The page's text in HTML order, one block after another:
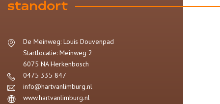
standort
De Meinweg: Louis Douvenpad
Startlocatie: Meinweg 2
6075 NA Herkenbosch
0475 335 847
info@hartvanlimburg.nl
www.hartvanlimburg.nl